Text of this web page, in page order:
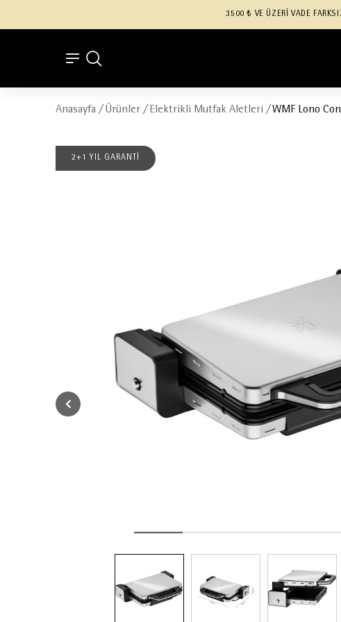
3500 ₺ VE ÜZERİ VADE
Anasayfa / Ürünler / Elektrikli Mutfak Aletleri / WMF Lono
2+1 YIL GARANTİ